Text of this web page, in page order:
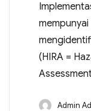
(HIRA =
Admin